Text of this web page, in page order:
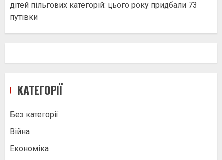
дітей пільгових категорій: цього року придбали 73
путівки
КАТЕГОРІЇ
Без категорії
Війна
Економіка